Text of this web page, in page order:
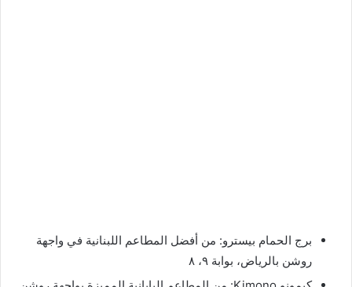
برج الحمام بيسترو: من أفضل المطاعم اللبنانية في واجهة
روشن بالرياض، بوابة ٩، ٨